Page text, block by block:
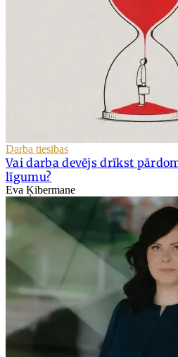
Darba tiesības
Vai darba devējs drīkst
līgumu?
Eva Ķibermane